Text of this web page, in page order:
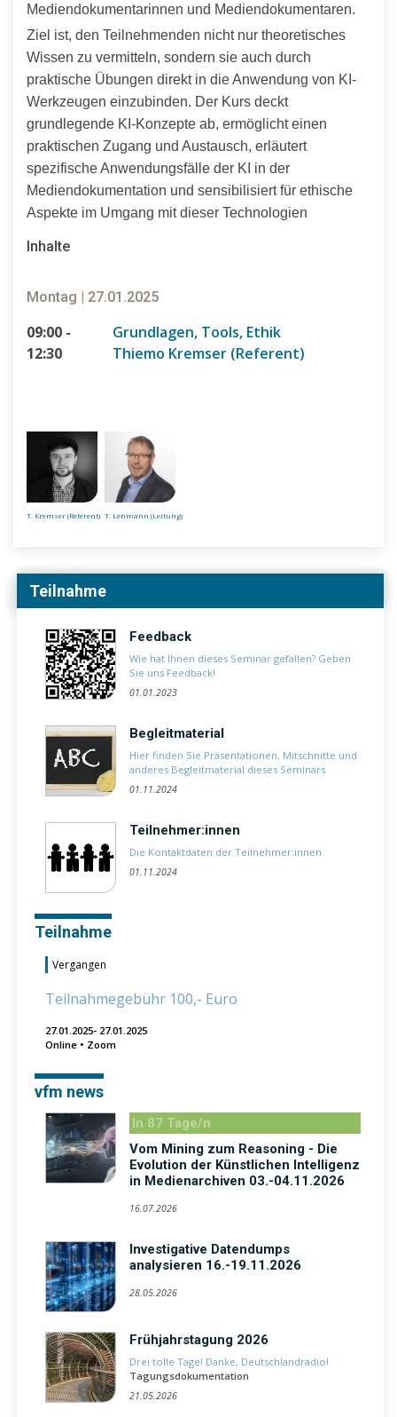
Mediendokumentarinnen und Mediendokumentaren.
Ziel ist, den Teilnehmenden nicht nur theoretisches
Wissen zu vermitteln, sondern sie auch durch
praktische Übungen direkt in die Anwendung von KI-
Werkzeugen einzubinden. Der Kurs deckt
grundlegende KI-Konzepte ab, ermöglicht einen
praktischen Zugang und Austausch, erläutert
spezifische Anwendungsfälle der KI in der
Mediendokumentation und sensibilisiert für ethische
Aspekte im Umgang mit dieser Technologien
Inhalte
Montag | 27.01.2025
09:00 -
12:30
Grundlagen, Tools, Ethik
Thiemo Kremser (Referent)
T. Kremser (Referent) T. Lehmann (Leitung)
Teilnahme
Feedback
Wie hat Ihnen dieses Seminar gefallen? Geben
Sie uns Feedback!
01.01.2023
Begleitmaterial
Hier finden Sie Präsentationen, Mitschnitte und
anderes Begleitmaterial dieses Seminars
01.11.2024
Teilnehmer:innen
Die Kontaktdaten der Teilnehmer:innen
01.11.2024
Teilnahme
Vergangen
Teilnahmegebühr 100,- Euro
27.01.2025- 27.01.2025
Online • Zoom
vfm news
In 87 Tage/n
Vom Mining zum Reasoning - Die
Evolution der Künstlichen Intelligenz
in Medienarchiven 03.-04.11.2026
16.07.2026
Investigative Datendumps
analysieren 16.-19.11.2026
28.05.2026
Frühjahrstagung 2026
Drei tolle Tage! Danke, Deutschlandradio!
Tagungsdokumentation
21.05.2026